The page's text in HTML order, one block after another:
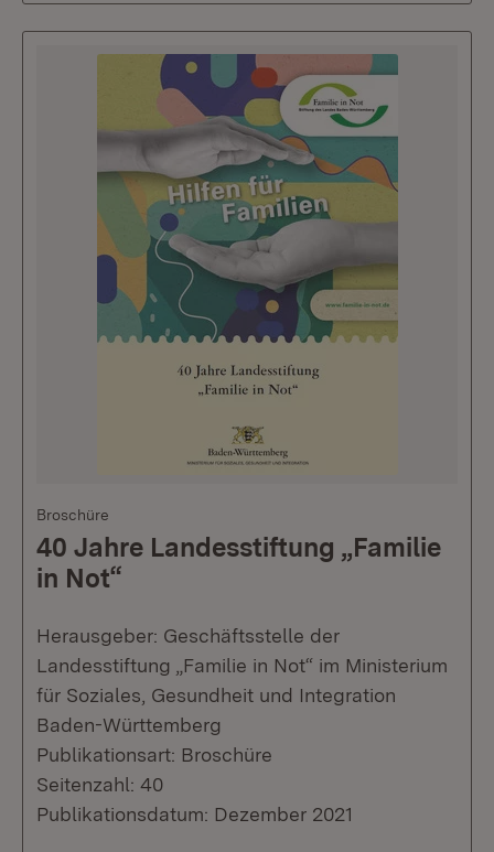
Broschüre
40 Jahre Landesstiftung „Familie
in Not“
Herausgeber: Geschäftsstelle der
Landesstiftung „Familie in Not“ im Ministerium
für Soziales, Gesundheit und Integration
Baden-Württemberg
Publikationsart: Broschüre
Seitenzahl: 40
Publikationsdatum: Dezember 2021